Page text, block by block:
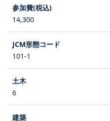
14,300
101-1
6